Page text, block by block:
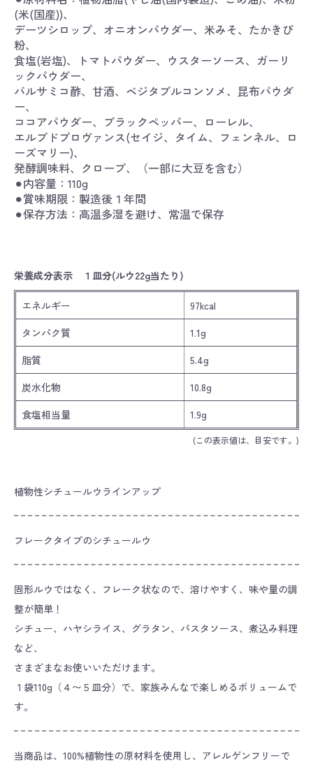
(米(国産))、
デーツシロップ、オニオンパウダー、米みそ、たかきび
粉、
食塩(岩塩)、トマトパウダー、ウスターソース、ガーリ
ックパウダー、
バルサミコ酢、甘酒、ベジタブルコンソメ、昆布パウダ
ー、
ココアパウダー、ブラックペッパー、ローレル、
エルブドプロヴァンス(セイジ、タイム、フェンネル、ロ
ーズマリー)、
発酵調味料、クローブ、（一部に大豆を含む）
⚫︎内容量：110g
⚫︎賞味期限：製造後１年間
⚫︎保存方法：高温多湿を避け、常温で保存
栄養成分表示 １皿分(ルウ22g当たり)
エネルギー
97kcal
タンパク質
1.1g
脂質
5.4g
炭水化物
10.8g
食塩相当量
1.9g
(この表示値は、目安です。)
植物性シチュールウラインアップ
フレークタイプのシチュールウ
固形ルウではなく、フレーク状なので、溶けやすく、味や量の調
整が簡単！
シチュー、ハヤシライス、グラタン、パスタソース、煮込み料理
など、
さまざまなお使いいただけます。
１袋110g（４〜５皿分）で、家族みんなで楽しめるボリュームで
す。
当商品は、100%植物性の原材料を使用し、アレルゲンフリーで